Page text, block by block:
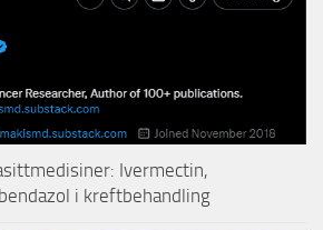
Ivermectin,
i kreftbehandling